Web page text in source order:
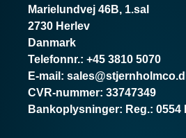
Marielundvej 46B, 1.sal
2730 Herlev
Danmark
Telefonnr.: +45 3810 5070
E-mail :
CVR-nummer: 33747349
Bankoplysninger: Reg.: